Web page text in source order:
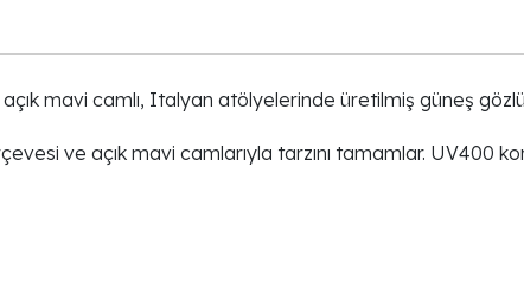
mavi camlı, Italyan atölyelerinde üretilmiş güneş
ve açık mavi camlarıyla tarzını tamamlar. UV400